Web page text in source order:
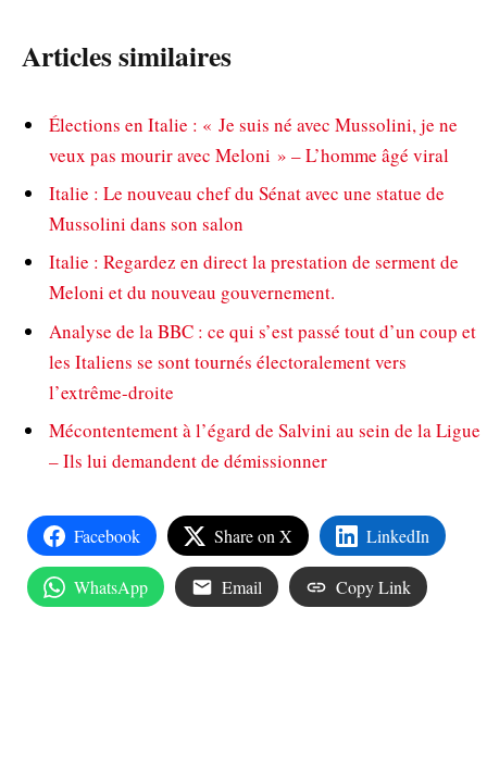
Articles similaires
Élections en Italie : « Je suis né avec Mussolini, je ne
veux pas mourir avec Meloni » – L’homme âgé viral
Italie : Le nouveau chef du Sénat avec une statue de
Mussolini dans son salon
Italie : Regardez en direct la prestation de serment de
Meloni et du nouveau gouvernement.
Analyse de la BBC : ce qui s’est passé tout d’un coup et
les Italiens se sont tournés électoralement vers
l’extrême-droite
Mécontentement à l’égard de Salvini au sein de la Ligue
– Ils lui demandent de démissionner
Facebook Share on X LinkedIn
WhatsApp Email Copy Link